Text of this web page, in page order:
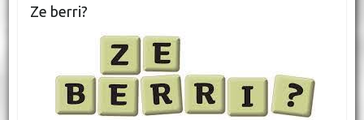
Ze berri?